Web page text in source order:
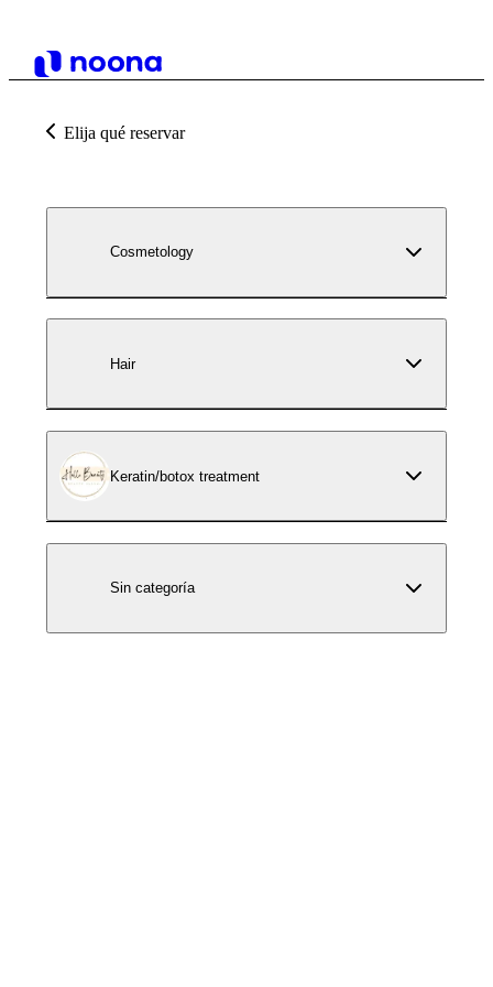
Elija qué reservar
Cosmetology
Hair
Keratin/botox treatment
Sin categoría